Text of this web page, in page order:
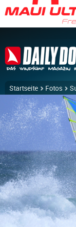
Startseite Fotos